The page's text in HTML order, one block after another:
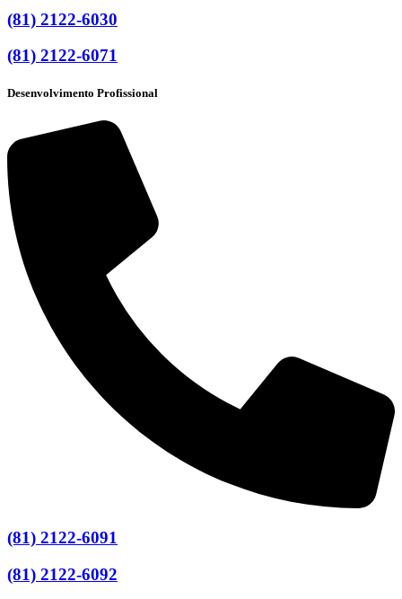
(81) 2122-6030
(81) 2122-6071
Desenvolvimento Profissional
(81) 2122-6091
(81) 2122-6092